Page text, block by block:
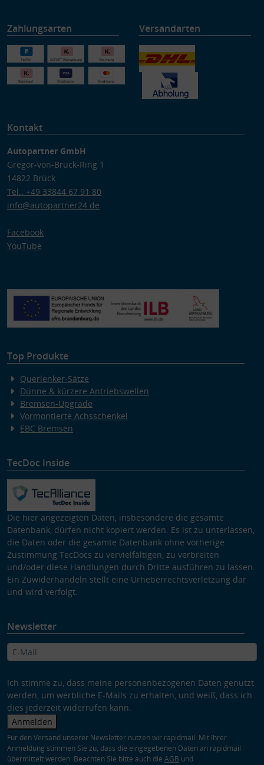
Zahlungsarten Versandarten
Kontakt
Autopartner GmbH
Gregor-von-Brück-Ring 1
14822 Brück
Tel.: +49 33844 67 91 80
info@autopartner24.de
Facebook
YouTube
Top Produkte
Querlenker-Sätze
Dünne & kürzere Antriebswellen
Bremsen-Upgrade
Vormontierte Achsschenkel
EBC Bremsen
TecDoc Inside
Die hier angezeigten Daten, insbesondere die gesamte
Datenbank, dürfen nicht kopiert werden. Es ist zu unterlassen,
die Daten oder die gesamte Datenbank ohne vorherige
Zustimmung TecDocs zu vervielfältigen, zu verbreiten
und/oder diese Handlungen durch Dritte ausführen zu lassen.
Ein Zuwiderhandeln stellt eine Urheberrechtsverletzung dar
und wird verfolgt.
Newsletter
Ich stimme zu, dass meine personenbezogenen Daten genutzt
werden, um werbliche E-Mails zu erhalten, und weiß, dass ich
dies jederzeit widerrufen kann.
Anmelden
Für den Versand unserer Newsletter nutzen wir rapidmail. Mit Ihrer
Anmeldung stimmen Sie zu, dass die eingegebenen Daten an rapidmail
übermittelt werden. Beachten Sie bitte auch die AGB und